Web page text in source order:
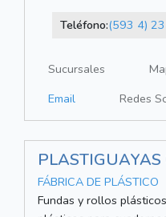
Teléfono:(593 4)
Sucursales
Email
Redes
PLASTIGUAYAS
FÁBRICA DE PLÁSTICO
Fundas y rollos